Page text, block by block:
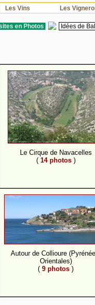
Les Vins Les
en Photos Idées de
Le Cirque de Navacelles
( 14 photos)
Autour de Collioure
Orientales)
( 9 photos )